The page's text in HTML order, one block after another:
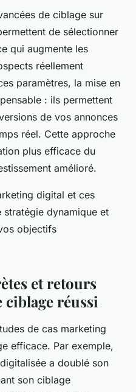
de ciblage sur
de sélectionner
qui augmente les
réellement
paramètres, la mise en
: ils permettent
de vos annonces
réel. Cette approche
plus efficace du
amélioré.
digital et ces
stratégie dynamique et
objectifs
et retours
ciblage réussi
de cas marketing
efficace. Par exemple,
a doublé son
son ciblage